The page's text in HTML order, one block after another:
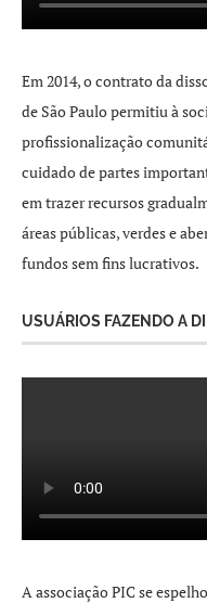
Em 2014, o contrato da
de São Paulo permitiu à
profissionalização
cuidado de partes
em trazer recursos
áreas públicas, verdes e
fundos sem fins lucrativos.
USUÁRIOS FAZENDO A
A associação PIC se